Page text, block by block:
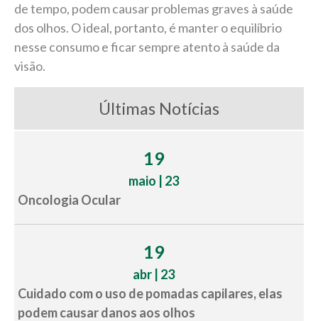
de tempo, podem causar problemas graves à saúde
dos olhos. O ideal, portanto, é manter o equilíbrio
nesse consumo e ficar sempre atento à saúde da
visão.
Últimas Notícias
19
maio | 23
Oncologia Ocular
19
abr | 23
Cuidado com o uso de pomadas capilares, elas
podem causar danos aos olhos